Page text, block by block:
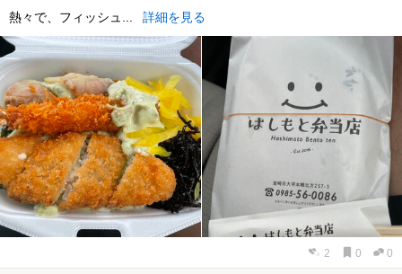
熱々で、フィッシュ... 詳細を見る
2 0 0